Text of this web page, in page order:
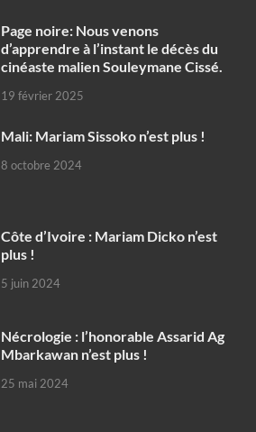
Page noire: Nous venons
d’apprendre à l’instant le décès du
cinéaste malien Souleymane Cissé.
19 février 2025
Mali: Mariam Sissoko n’est plus !
8 octobre 2024
Côte d’Ivoire : Mariam Dicko n’est
plus !
5 juin 2024
Nécrologie : l’honorable Assarid Ag
Mbarkawan n’est plus !
25 mai 2024